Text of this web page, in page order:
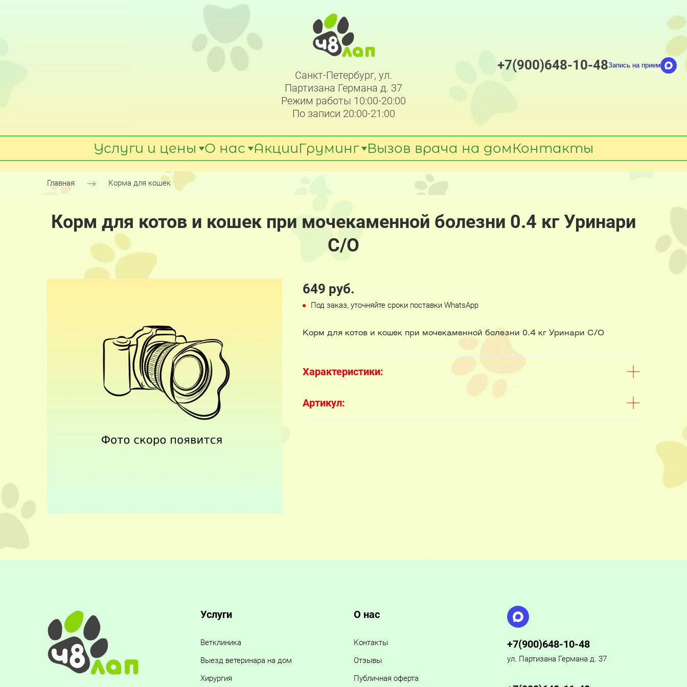
Санкт-Петербург, ул.
Партизана Германа д. 37
Режим работы 10:00-20:00
По записи 20:00-21:00
+7(900)648-10-48Запись на прием
Услуги и цены О нас АкцииГруминг Вызов врача на домКонтакты
Главная Корма для кошек
Корм для котов и кошек при мочекаменной болезни 0.4 кг Уринари
С/О
649 руб.
Под заказ, уточняйте сроки поставки WhatsApp
Корм для котов и кошек при мочекаменной болезни 0.4 кг Уринари С/О
Характеристики:
Артикул:
Услуги
Ветклиника
Выезд ветеринара на дом
Хирургия
О нас
Контакты
Отзывы
Публичная оферта
+7(900)648-10-48
ул. Партизана Германа д. 37